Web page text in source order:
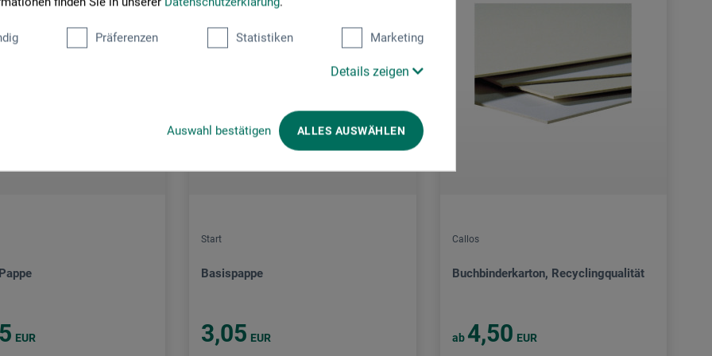
Präferenzen Statistiken Marketing
Details zeigen
Auswahl bestätigen ALLES AUSWÄHLEN
EUR
Start
Basispappe
3,05 EUR
Callos
Buchbinderkarton, Recyclingqualität
ab 4,50 EUR